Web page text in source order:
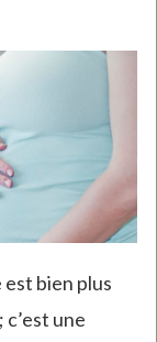
bien plus
une